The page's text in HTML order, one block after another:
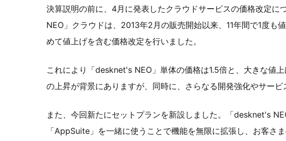
決算説明の前に、4月に発表したクラウドサービスの価格改定に
NEO」クラウドは、2013年2月の販売開始以来、11年間で1度も
めて値上げを含む価格改定を行いました。
これにより「desknet's NEO」単体の価格は1.5倍と、大きな値
の上昇が背景にありますが、同時に、さらなる開発強化やサービ
また、今回新たにセットプランを新設しました。「desknet's
「AppSuite」を一緒に使うことで機能を無限に拡張し、お客さ